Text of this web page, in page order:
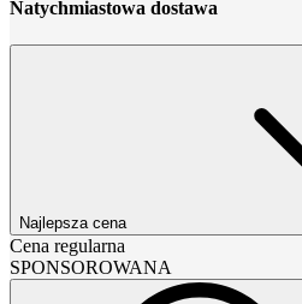
Natychmiastowa dostawa
Najlepsza cena
Cena regularna
SPONSOROWANA